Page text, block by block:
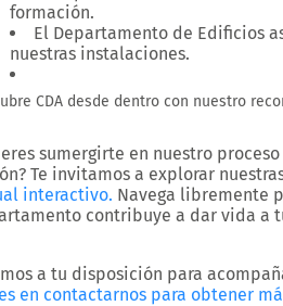
formación.
El Departamento de Edificios
nuestras instalaciones.
CDA desde dentro con nuestro
sumergirte en nuestro
Te invitamos a explorar
interactivo. Navega libremente
contribuye a dar vida a
a tu disposición para
en contactarnos para obtener